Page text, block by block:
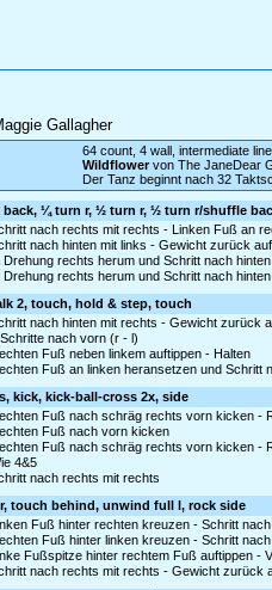
Gallagher
64 count, 4 wall, intermediate
Wildflowervon The JaneDear
Der Tanz beginnt nach 32
back, ¼ turn r, ½ turn r, ½ turn r/shuffle
nach rechts mit rechts - Linken Fuß an
nach hinten mit links - Gewicht zurück
rechts herum und Schritt nach
rechts herum und Schritt nach
2, touch, hold & step, touch
nach hinten mit rechts - Gewicht zurück
nach vorn (r - l)
Fuß neben linkem auftippen - Halten
Fuß an linken heransetzen und Schritt
kick, kick-ball-cross 2x, side
Fuß nach schräg rechts vorn kicken -
Fuß nach vorn kicken
Fuß nach schräg rechts vorn kicken -
4&5
nach rechts mit rechts
touch behind, unwind full l, rock side
Fuß hinter rechten kreuzen - Schritt
Fuß hinter linken kreuzen - Schritt
Fußspitze hinter rechtem Fuß auftippen -
nach rechts mit rechts - Gewicht zurück